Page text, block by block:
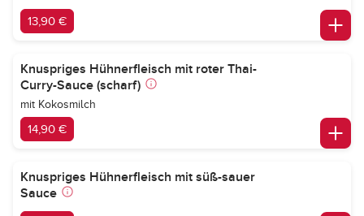
13,90 €
Knuspriges Hühnerfleisch mit roter Thai-
Curry-Sauce (scharf)
mit Kokosmilch
14,90 €
Knuspriges Hühnerfleisch mit süß-sauer
Sauce